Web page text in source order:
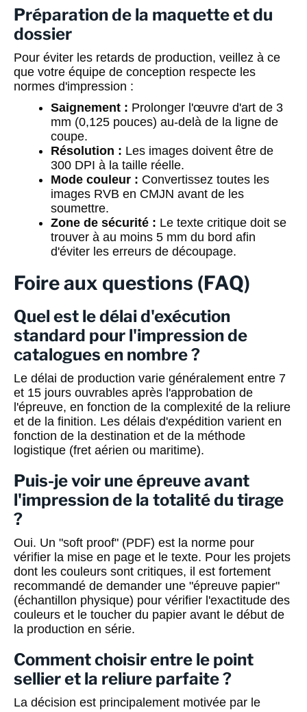
Préparation de la maquette et du
dossier
Pour éviter les retards de production, veillez à ce
que votre équipe de conception respecte les
normes d'impression :
Saignement : Prolonger l'œuvre d'art de 3
mm (0,125 pouces) au-delà de la ligne de
coupe.
Résolution : Les images doivent être de
300 DPI à la taille réelle.
Mode couleur : Convertissez toutes les
images RVB en CMJN avant de les
soumettre.
Zone de sécurité : Le texte critique doit se
trouver à au moins 5 mm du bord afin
d'éviter les erreurs de découpage.
Foire aux questions (FAQ)
Quel est le délai d'exécution
standard pour l'impression de
catalogues en nombre ?
Le délai de production varie généralement entre 7
et 15 jours ouvrables après l'approbation de
l'épreuve, en fonction de la complexité de la reliure
et de la finition. Les délais d'expédition varient en
fonction de la destination et de la méthode
logistique (fret aérien ou maritime).
Puis-je voir une épreuve avant
l'impression de la totalité du tirage
?
Oui. Un "soft proof" (PDF) est la norme pour
vérifier la mise en page et le texte. Pour les projets
dont les couleurs sont critiques, il est fortement
recommandé de demander une "épreuve papier"
(échantillon physique) pour vérifier l'exactitude des
couleurs et le toucher du papier avant le début de
la production en série.
Comment choisir entre le point
sellier et la reliure parfaite ?
La décision est principalement motivée par le